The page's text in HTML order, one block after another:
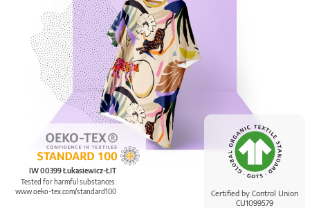
Certified by Control Union
CU1099579
IW 00399 Łukasiewicz-ŁIT
Tested for harmful substances.
www.oeko-tex.com/standard100